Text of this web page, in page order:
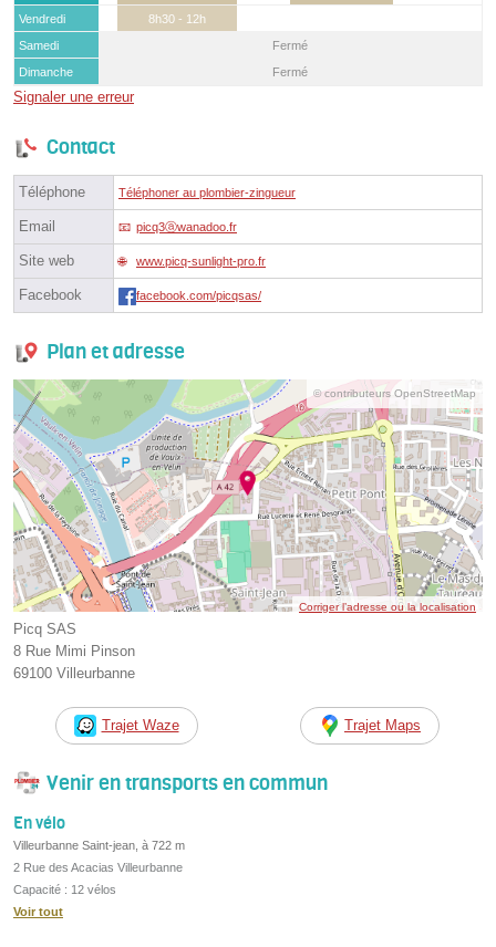
Vendredi
8h30 - 12h
Samedi
Fermé
Dimanche
Fermé
Signaler une erreur
Contact
Téléphone Téléphoner au plombier-zingueur
Email picq3ⓐwanadoo.fr
Site web www.picq-sunlight-pro.fr
Facebook facebook.com/picqsas/
Plan et adresse
© contributeurs OpenStreetMap
Corriger l’adresse ou la localisation
Picq SAS
8 Rue Mimi Pinson
69100 Villeurbanne
Trajet Waze Trajet Maps
Venir en transports en commun
En vélo
Villeurbanne Saint-jean, à 722 m
2 Rue des Acacias Villeurbanne
Capacité : 12 vélos
Voir tout